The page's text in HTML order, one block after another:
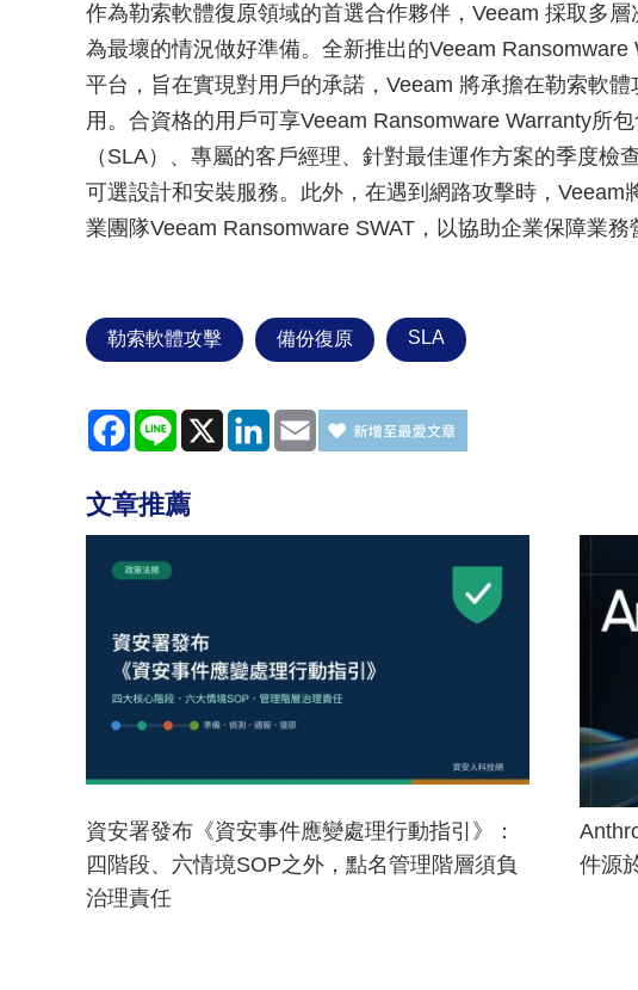
作為勒索軟體復原領域的首選合作夥伴，Veeam 採取多
為最壞的情況做好準備。全新推出的Veeam
平台，旨在實現對用戶的承諾，Veeam 將承擔在勒索軟
用。合資格的用戶可享Veeam Ransomware Warranty所
（SLA）、專屬的客戶經理、針對最佳運作方案的季度檢
可選設計和安裝服務。此外，在遇到網路攻擊時，
業團隊Veeam Ransomware SWAT，以協助企業保障業務
勒索軟體攻擊 備份復原 SLA
Facebook
Line X LinkedInEmail
文章推薦
資安署發布《資安事件應變處理行動指引》：
四階段、六情境SOP之外，點名管理階層須負
治理責任
件源